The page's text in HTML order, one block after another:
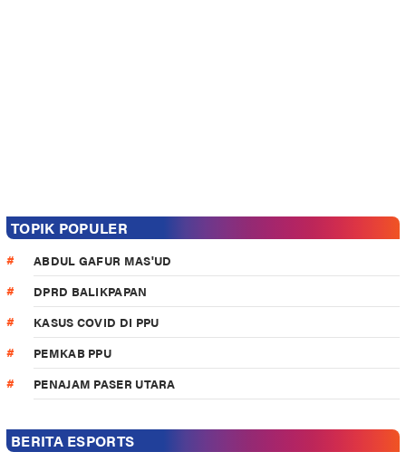
TOPIK POPULER
ABDUL GAFUR MAS'UD
DPRD BALIKPAPAN
KASUS COVID DI PPU
PEMKAB PPU
PENAJAM PASER UTARA
BERITA ESPORTS